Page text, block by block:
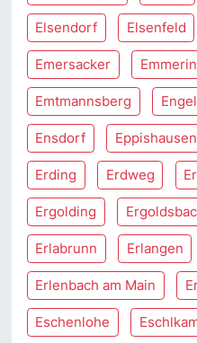
Elsendorf Elsenfeld
Emersacker
Emtmannsberg
Ensdorf Eppishausen
Erding Erdweg
Ergolding
Erlabrunn Erlangen
Erlenbach am Main
Eschenlohe